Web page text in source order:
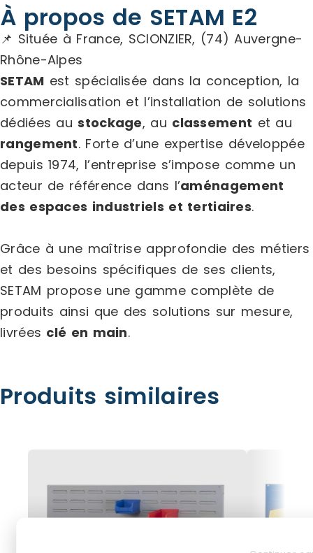
À propos de SETAM E2
📌 Située à France, SCIONZIER, (74) Auvergne-
Rhône-Alpes
SETAM est spécialisée dans la conception, la
commercialisation et l’installation de solutions
dédiées austockage, au classement et au
rangement. Forte d’une expertise développée
depuis 1974, l’entreprise s’impose comme un
acteur de référence dans l’aménagement
des espaces industriels et tertiaires.
Grâce à une maîtrise approfondie des métiers
et des besoins spécifiques de ses clients,
SETAM propose une gamme complète de
produits ainsi que des solutions sur mesure,
livrées clé en main.
Produits similaires